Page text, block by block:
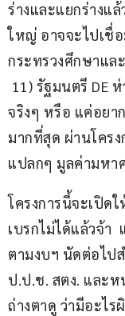
ร่างและแยกร่างแ
ใหญ่ อาจจะไปเชื่
กระทรวงศึกษาแล
11) รัฐมนตรี DE
จริงๆ หรือ แค่อยา
มากที่สุด ผ่านโครง
แปลกๆ มูลค่ามหา
โครงการนี้จะเปิด
เบรกไม่ได้แล้วจ้า
ตามงบฯ นัดต่อไป
ป.ป.ช. สตง. และ
ถ่างตาดู ว่ามีอะไ